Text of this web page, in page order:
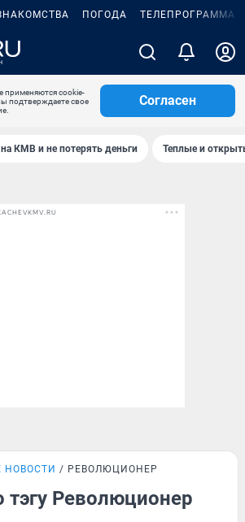
ПОГОДА ТЕЛЕПРОГРАММА
применяются cookie-
подтверждаете свое
Согласен
КМВ и не потерять деньги Теплые и
НОВОСТИ РЕВОЛЮЦИОНЕР
тэгу Революционер